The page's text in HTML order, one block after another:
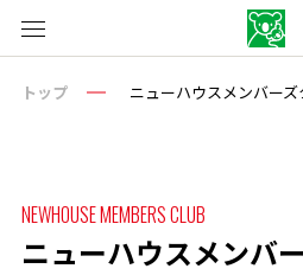
トップ ニューハウスメンバー
NEWHOUSE MEMBERS CLUB
ニューハウスメンバ